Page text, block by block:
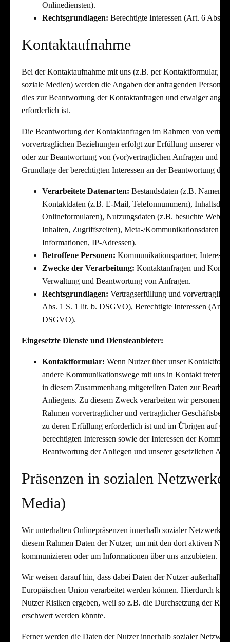
Onlinediensten).
Rechtsgrundlagen: Berechtigte Interessen (Art. 6 Abs.
Kontaktaufnahme
Bei der Kontaktaufnahme mit uns (z.B. per Kontaktformular,
soziale Medien) werden die Angaben der anfragenden
dies zur Beantwortung der Kontaktanfragen und etwaiger
erforderlich ist.
Die Beantwortung der Kontaktanfragen im Rahmen von
vorvertraglichen Beziehungen erfolgt zur Erfüllung unserer
oder zur Beantwortung von (vor)vertraglichen Anfragen und
Grundlage der berechtigten Interessen an der Beantwortung
Verarbeitete Datenarten: Bestandsdaten (z.B. Namen,
Kontaktdaten (z.B. E-Mail, Telefonnummern),
Onlineformularen), Nutzungsdaten (z.B. besuchte
Inhalten, Zugriffszeiten), Meta-/Kommunikationsdaten
Informationen, IP-Adressen).
Betroffene Personen: Kommunikationspartner,
Zwecke der Verarbeitung: Kontaktanfragen und
Verwaltung und Beantwortung von Anfragen.
Rechtsgrundlagen: Vertragserfüllung und
Abs. 1 S. 1 lit. b. DSGVO), Berechtigte Interessen (Art.
DSGVO).
Eingesetzte Dienste und Diensteanbieter:
Kontaktformular:Wenn Nutzer über unser
andere Kommunikationswege mit uns in Kontakt treten,
in diesem Zusammenhang mitgeteilten Daten zur
Anliegens. Zu diesem Zweck verarbeiten wir
Rahmen vorvertraglicher und vertraglicher
zu deren Erfüllung erforderlich ist und im Übrigen auf
berechtigten Interessen sowie der Interessen der
Beantwortung der Anliegen und unserer gesetzlichen
Präsenzen in sozialen
Media)
Wir unterhalten Onlinepräsenzen innerhalb sozialer Netzwerke
diesem Rahmen Daten der Nutzer, um mit den dort aktiven
kommunizieren oder um Informationen über uns anzubieten.
Wir weisen darauf hin, dass dabei Daten der Nutzer außerhalb
Europäischen Union verarbeitet werden können. Hierdurch
Nutzer Risiken ergeben, weil so z.B. die Durchsetzung der
erschwert werden könnte.
Ferner werden die Daten der Nutzer innerhalb sozialer